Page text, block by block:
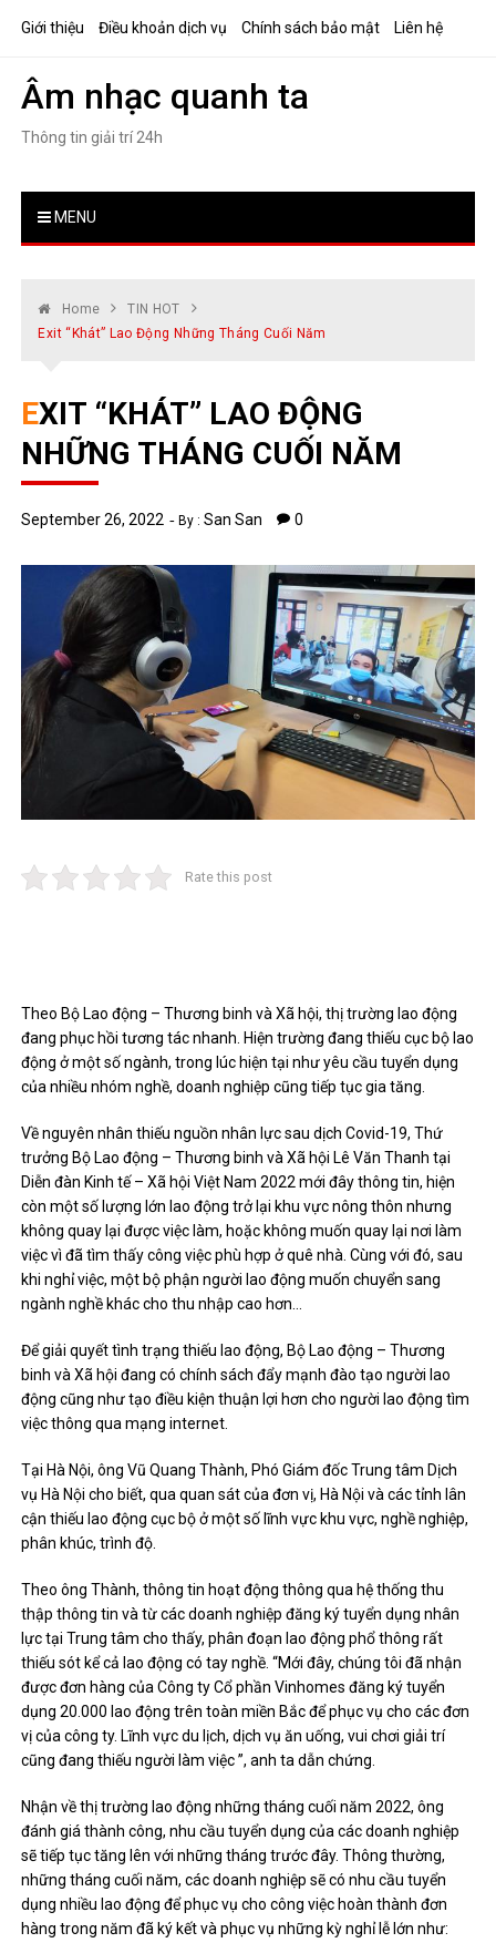
Giới thiệu Điều khoản dịch vụ Chính sách bảo mật Liên hệ
Âm nhạc quanh ta
Thông tin giải trí 24h
MENU
Home
TIN HOT
Exit “khát” Lao Động Những Tháng Cuối Năm
EXIT “KHÁT” LAO ĐỘNG
NHỮNG THÁNG CUỐI NĂM
September 26, 2022 By :San San 0
Rate this post
Theo Bộ Lao động – Thương binh và Xã hội, thị trường lao động
đang phục hồi tương tác nhanh. Hiện trường đang thiếu cục bộ lao
động ở một số ngành, trong lúc hiện tại như yêu cầu tuyển dụng
của nhiều nhóm nghề, doanh nghiệp cũng tiếp tục gia tăng.
Về nguyên nhân thiếu nguồn nhân lực sau dịch Covid-19, Thứ
trưởng Bộ Lao động – Thương binh và Xã hội Lê Văn Thanh tại
Diễn đàn Kinh tế – Xã hội Việt Nam 2022 mới đây thông tin, hiện
còn một số lượng lớn lao động trở lại khu vực nông thôn nhưng
không quay lại được việc làm, hoặc không muốn quay lại nơi làm
việc vì đã tìm thấy công việc phù hợp ở quê nhà. Cùng với đó, sau
khi nghỉ việc, một bộ phận người lao động muốn chuyển sang
ngành nghề khác cho thu nhập cao hơn…
Để giải quyết tình trạng thiếu lao động, Bộ Lao động – Thương
binh và Xã hội đang có chính sách đẩy mạnh đào tạo người lao
động cũng như tạo điều kiện thuận lợi hơn cho người lao động tìm
việc thông qua mạng internet.
Tại Hà Nội, ông Vũ Quang Thành, Phó Giám đốc Trung tâm Dịch
vụ Hà Nội cho biết, qua quan sát của đơn vị, Hà Nội và các tỉnh lân
cận thiếu lao động cục bộ ở một số lĩnh vực khu vực, nghề nghiệp,
phân khúc, trình độ.
Theo ông Thành, thông tin hoạt động thông qua hệ thống thu
thập thông tin và từ các doanh nghiệp đăng ký tuyển dụng nhân
lực tại Trung tâm cho thấy, phân đoạn lao động phổ thông rất
thiếu sót kể cả lao động có tay nghề. “Mới đây, chúng tôi đã nhận
được đơn hàng của Công ty Cổ phần Vinhomes đăng ký tuyển
dụng 20.000 lao động trên toàn miền Bắc để phục vụ cho các đơn
vị của công ty. Lĩnh vực du lịch, dịch vụ ăn uống, vui chơi giải trí
cũng đang thiếu người làm việc ”, anh ta dẫn chứng.
Nhận về thị trường lao động những tháng cuối năm 2022, ông
đánh giá thành công, nhu cầu tuyển dụng của các doanh nghiệp
sẽ tiếp tục tăng lên với những tháng trước đây. Thông thường,
những tháng cuối năm, các doanh nghiệp sẽ có nhu cầu tuyển
dụng nhiều lao động để phục vụ cho công việc hoàn thành đơn
hàng trong năm đã ký kết và phục vụ những kỳ nghỉ lễ lớn như: